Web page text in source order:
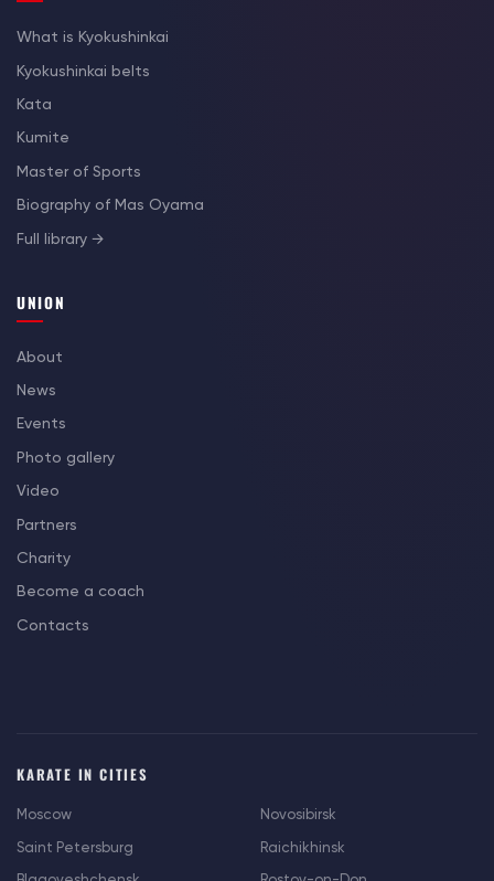
What is Kyokushinkai
Kyokushinkai belts
Kata
Kumite
Master of Sports
Biography of Mas Oyama
Full library →
UNION
About
News
Events
Photo gallery
Video
Partners
Charity
Become a coach
Contacts
KARATE IN CITIES
Moscow
Saint Petersburg
Novosibirsk
Raichikhinsk